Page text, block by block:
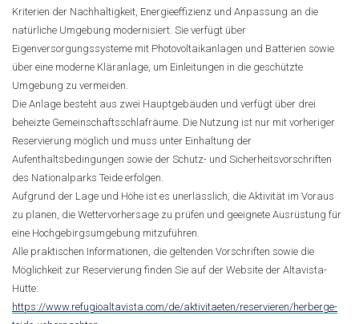
Kriterien der Nachhaltigkeit, Energieeffizienz und Anpassung an die
natürliche Umgebung modernisiert. Sie verfügt über
Eigenversorgungssysteme mit Photovoltaikanlagen und Batterien sowie
über eine moderne Kläranlage, um Einleitungen in die geschützte
Umgebung zu vermeiden.
Die Anlage besteht aus zwei Hauptgebäuden und verfügt über drei
beheizte Gemeinschaftsschlafräume. Die Nutzung ist nur mit vorheriger
Reservierung möglich und muss unter Einhaltung der
Aufenthaltsbedingungen sowie der Schutz- und Sicherheitsvorschriften
des Nationalparks Teide erfolgen.
Aufgrund der Lage und Höhe ist es unerlässlich, die Aktivität im Voraus
zu planen, die Wettervorhersage zu prüfen und geeignete Ausrüstung für
eine Hochgebirgsumgebung mitzuführen.
Alle praktischen Informationen, die geltenden Vorschriften sowie die
Möglichkeit zur Reservierung finden Sie auf der Website der Altavista-
Hütte:
https://www.refugioaltavista.com/de/aktivitaeten/reservieren/herberge-